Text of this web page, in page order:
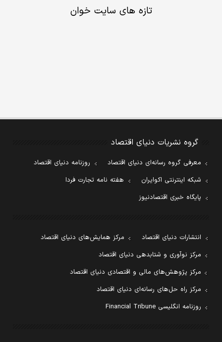
تازه های سایت خوان
گروه نشریات دنیای اقتصاد
معرفی گروه رسانه‌ای دنیای اقتصاد
روزنامه دنیای اقتصاد
شبکه اینترنتی اکوایران
هفته نامه تجارت فردا
پایگاه خبری اقتصادنیوز
انتشارات دنیای اقتصاد
مرکز همایش‌های دنیای اقتصاد
مرکز نوآوری و شتابدهی دنیای اقتصاد
مرکز پژوهش‌های مالی و اقتصادی دنیای اقتصاد
مرکز راه حل‌های رسانه‌ای دنیای اقتصاد
روزنامه انگلیسی Financial Tribune